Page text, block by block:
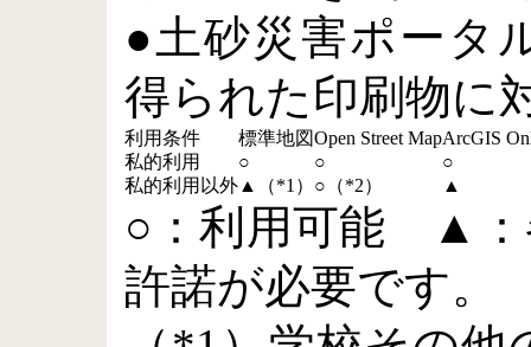
●土砂災害ポータ
得られた印刷物に
利用条件 標準地図Open Street MapArcGIS
私的利用
○ ○
○
私的利用以外 ▲（*1） ○（*2） ▲
○：利用可能 ▲：
許諾が必要です。